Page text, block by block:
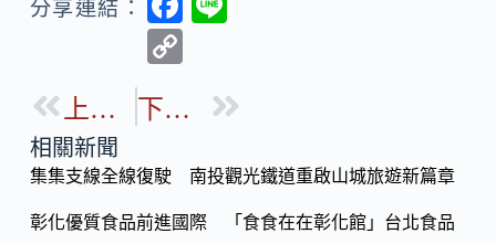
分享連結：
b
o
k
p
Li
n
上一篇 下一篇
相關新聞
集集支線全線復駛 南投觀光鐵道重啟山城旅遊新篇章
彰化優質食品前進國際 「食食在在彰化館」台北食品